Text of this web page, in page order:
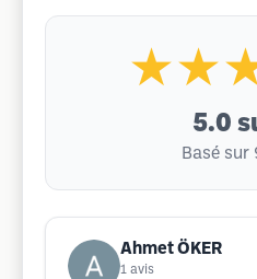
5.0
Basé sur
Ahmet ÖKER
1 avis